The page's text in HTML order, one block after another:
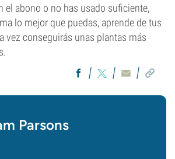
el abono o no has usado suficiente,
lo mejor que puedas, aprende de tus
vez conseguirás unas plantas más
Parsons